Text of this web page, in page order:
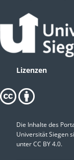
Lizenzen
Die Inhalte des
Universität Siegen
unterCC BY 4.0.